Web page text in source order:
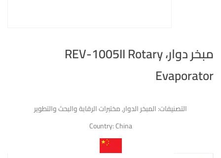
مبخر دوار، REV-1005II Rotary
Evaporator
التصنيفات:المبخر الدوار,مختبرات الرقابة والبحث والتطوير
Country:China